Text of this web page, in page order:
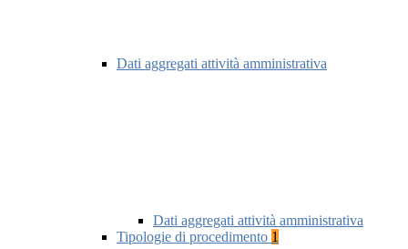
Dati aggregati attività amministrativa
Dati aggregati attività amministrativa
Tipologie di procedimento 1